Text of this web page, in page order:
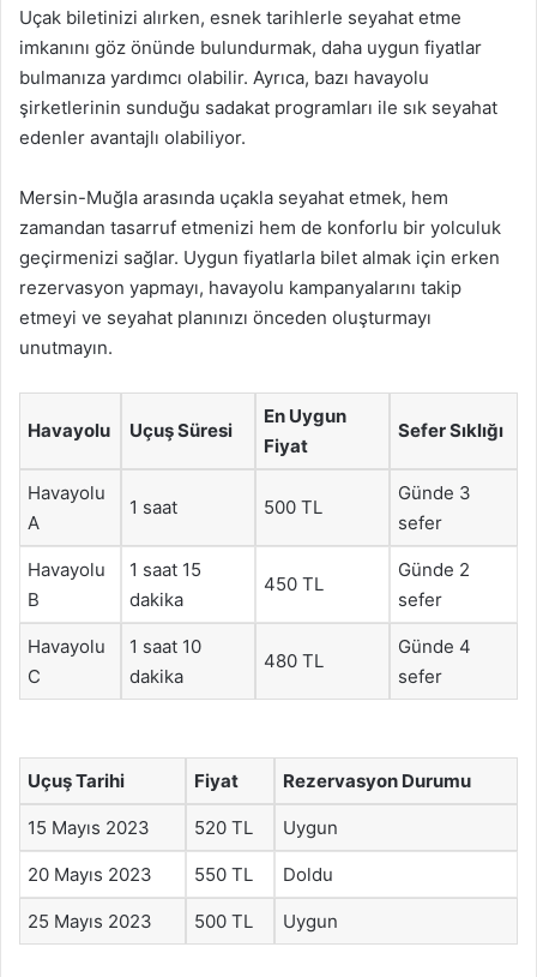
Uçak biletinizi alırken, esnek tarihlerle seyahat etme
imkanını göz önünde bulundurmak, daha uygun fiyatlar
bulmanıza yardımcı olabilir. Ayrıca, bazı havayolu
şirketlerinin sunduğu sadakat programları ile sık seyahat
edenler avantajlı olabiliyor.
Mersin-Muğla arasında uçakla seyahat etmek, hem
zamandan tasarruf etmenizi hem de konforlu bir yolculuk
geçirmenizi sağlar. Uygun fiyatlarla bilet almak için erken
rezervasyon yapmayı, havayolu kampanyalarını takip
etmeyi ve seyahat planınızı önceden oluşturmayı
unutmayın.
Havayolu Uçuş Süresi
En Uygun
Fiyat
Sefer Sıklığı
Havayolu
A
1 saat 500 TL
Günde 3
sefer
Havayolu
B
1 saat 15
dakika
450 TL
Günde 2
sefer
Havayolu
C
1 saat 10
dakika
480 TL
Günde 4
sefer
Uçuş Tarihi Fiyat Rezervasyon Durumu
15 Mayıs 2023 520 TL Uygun
20 Mayıs 2023 550 TL Doldu
25 Mayıs 2023 500 TL Uygun